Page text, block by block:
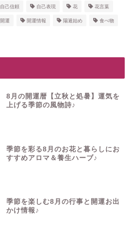
自己信頼 自己表現 花 花言葉
開運 開運情報 陽遁始め 食べ物
8月の開運暦【立秋と処暑】運気を
上げる季節の風物詩♪
季節を彩る8月のお花と暮らしにお
すすめアロマ＆養生ハーブ♪
季節を楽しむ8月の行事と開運お出
かけ情報♪